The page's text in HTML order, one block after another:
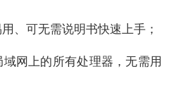
、可无需说明书快速上手；
网上的所有处理器，无需用